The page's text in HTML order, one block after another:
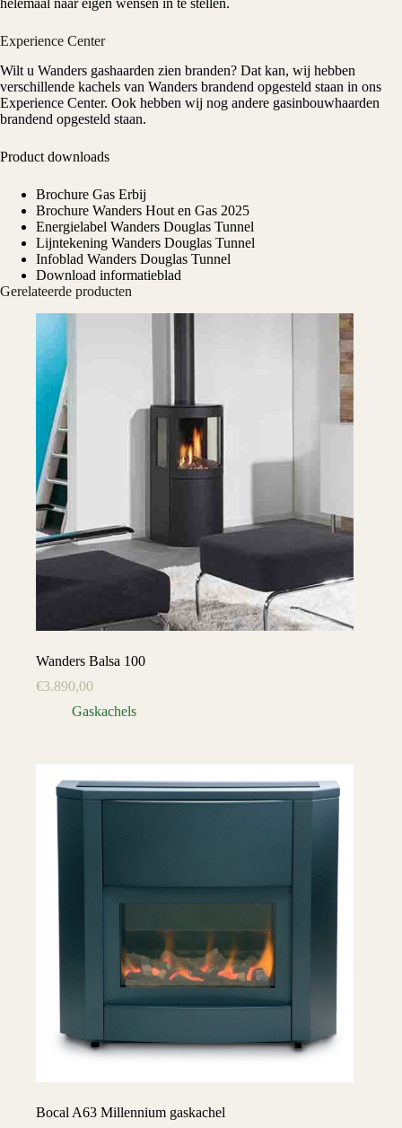
helemaal naar eigen wensen in te stellen.
Experience Center
Wilt u Wanders gashaarden zien branden? Dat kan, wij hebben
verschillende kachels van Wanders brandend opgesteld staan in ons
Experience Center. Ook hebben wij nog andere gasinbouwhaarden
brandend opgesteld staan.
Product downloads
Brochure Gas Erbij
Brochure Wanders Hout en Gas 2025
Energielabel Wanders Douglas Tunnel
Lijntekening Wanders Douglas Tunnel
Infoblad Wanders Douglas Tunnel
Download informatieblad
Gerelateerde producten
Wanders Balsa 100
€3.890,00
Gaskachels
Bocal A63 Millennium gaskachel